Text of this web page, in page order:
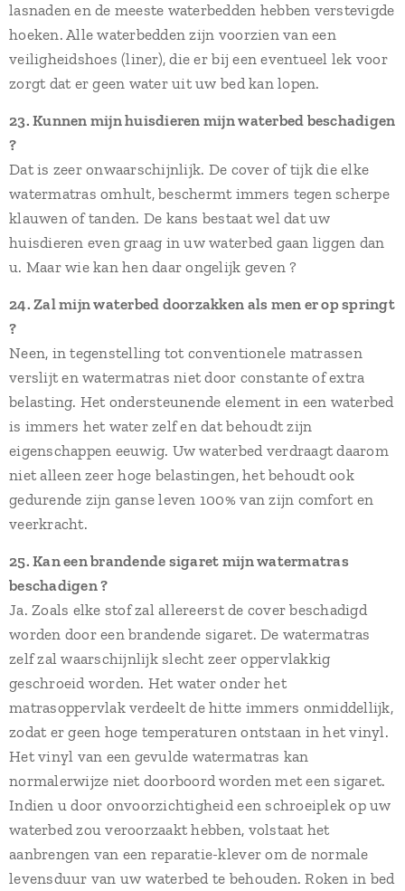
lasnaden en de meeste waterbedden hebben verstevigde
hoeken. Alle waterbedden zijn voorzien van een
veiligheidshoes (liner), die er bij een eventueel lek voor
zorgt dat er geen water uit uw bed kan lopen.
23. Kunnen mijn huisdieren mijn waterbed beschadigen
?
Dat is zeer onwaarschijnlijk. De cover of tijk die elke
watermatras omhult, beschermt immers tegen scherpe
klauwen of tanden. De kans bestaat wel dat uw
huisdieren even graag in uw waterbed gaan liggen dan
u. Maar wie kan hen daar ongelijk geven ?
24. Zal mijn waterbed doorzakken als men er op springt
?
Neen, in tegenstelling tot conventionele matrassen
verslijt en watermatras niet door constante of extra
belasting. Het ondersteunende element in een waterbed
is immers het water zelf en dat behoudt zijn
eigenschappen eeuwig. Uw waterbed verdraagt daarom
niet alleen zeer hoge belastingen, het behoudt ook
gedurende zijn ganse leven 100% van zijn comfort en
veerkracht.
25. Kan een brandende sigaret mijn watermatras
beschadigen ?
Ja. Zoals elke stof zal allereerst de cover beschadigd
worden door een brandende sigaret. De watermatras
zelf zal waarschijnlijk slecht zeer oppervlakkig
geschroeid worden. Het water onder het
matrasoppervlak verdeelt de hitte immers onmiddellijk,
zodat er geen hoge temperaturen ontstaan in het vinyl.
Het vinyl van een gevulde watermatras kan
normalerwijze niet doorboord worden met een sigaret.
Indien u door onvoorzichtigheid een schroeiplek op uw
waterbed zou veroorzaakt hebben, volstaat het
aanbrengen van een reparatie-klever om de normale
levensduur van uw waterbed te behouden. Roken in bed